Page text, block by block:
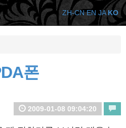
폰
2009-01-08 09:04:20
ZH-CN EN JA KO